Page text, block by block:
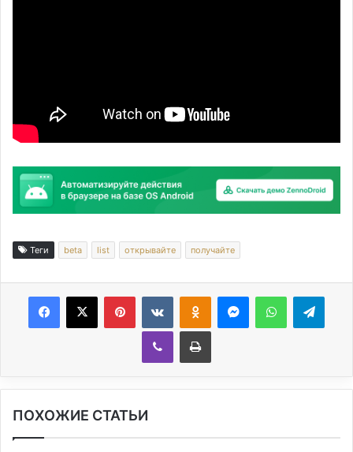
Теги beta list открывайте получайте
ПОХОЖИЕ СТАТЬИ